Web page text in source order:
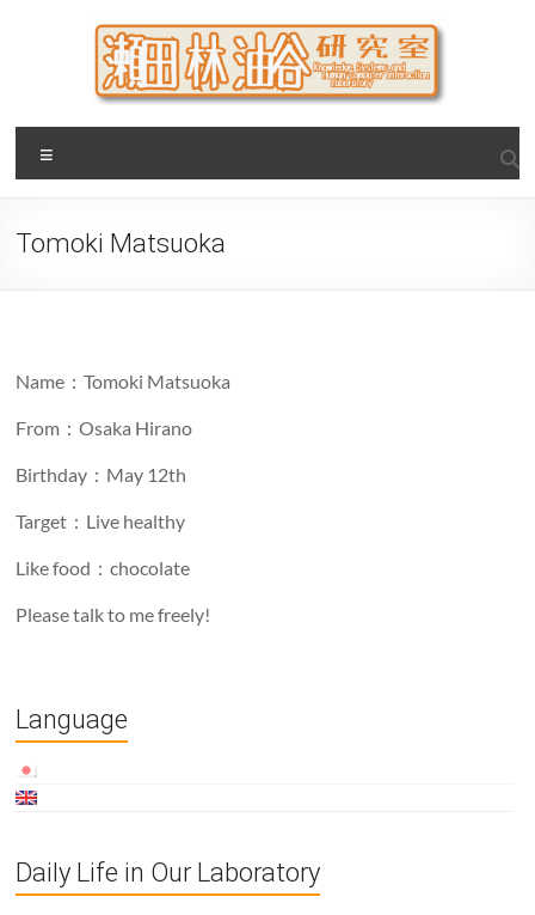
瀬田・林・油谷研究室
大阪公立大学 大学院 情報学研究科 学際情報学専攻 / 大阪府
立大学 理学部 情報数理科学科(大学院 理学系研究科 情報数理
Tomoki Matsuoka
Name：Tomoki Matsuoka
From：Osaka Hirano
Birthday：May 12th
Target：Live healthy
Like food：chocolate
Please talk to me freely!
Language
Daily Life in Our Laboratory